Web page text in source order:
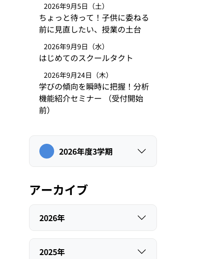
2026年9月5日（土）
ちょっと待って！子供に委ねる
前に見直したい、授業の土台
2026年9月9日（水）
はじめてのスクールタクト
2026年9月24日（木）
学びの傾向を瞬時に把握！分析
機能紹介セミナー （受付開始
前）
2026年度3学期
アーカイブ
2026年
2025年